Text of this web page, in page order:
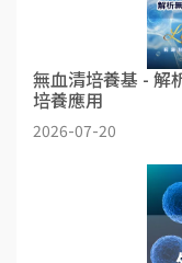
無血清培養基 - 解
培養應用
2026-07-20